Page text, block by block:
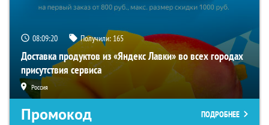
08:09:19 Получили: 165
Доставка продуктов из «Яндекс Лавки» во всех городах
присутствия сервиса
Россия
Промокод ПОДРОБНЕЕ